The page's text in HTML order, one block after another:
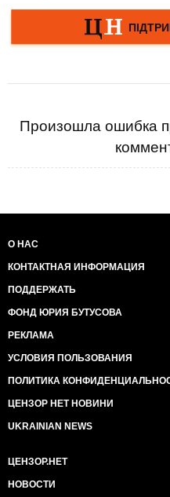
Произошла ошибка
О НАС
КОНТАКТНАЯ ИНФОРМАЦИЯ
ПОДДЕРЖАТЬ
ФОНД ЮРИЯ БУТУСОВА
РЕКЛАМА
УСЛОВИЯ ПОЛЬЗОВАНИЯ
ПОЛИТИКА
ЦЕНЗОР НЕТ НОВИНИ
UKRAINIAN NEWS
ЦЕНЗОР.НЕТ
НОВОСТИ